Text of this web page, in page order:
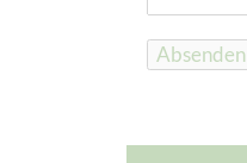
e
rAbsenden